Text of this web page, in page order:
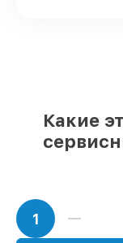
течение
старте
Какие
1